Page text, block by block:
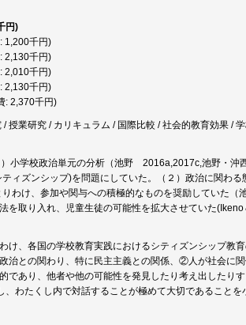
円)
1,200千円)
2,130千円)
2,010千円)
2,130千円)
: 2,370千円)
授業研究 / カリキュラム / 国際比較 / 社会的教育効果 /
小学校政治単元の分析（池野 2016a,2017c,池野・沖
ィズンシップ)を問題にしていた。（２）政治に関わ
わけ、参加や関与への積極的なものを奨励していた（
を取り入れ、児童生徒の可能性を拡大させていた
け、各国の学校教育実践におけるシティズンシップ教
治との関わり、特に民主主義との関係、②人が社会に
であり、他者や他の可能性を発見したり考え出したり
わたくし内で対話することが極めて大切であること